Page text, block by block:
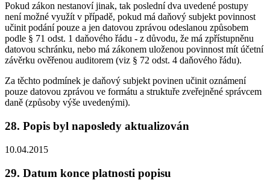
Pokud zákon nestanoví jinak, tak poslední dva uvedené postupy
není možné využít v případě, pokud má daňový subjekt povinnost
učinit podání pouze a jen datovou zprávou odeslanou způsobem
podle § 71 odst. 1 daňového řádu - z důvodu, že má zpřístupněnu
datovou schránku, nebo má zákonem uloženou povinnost mít účetní
závěrku ověřenou auditorem (viz § 72 odst. 4 daňového řádu).
Za těchto podmínek je daňový subjekt povinen učinit oznámení
pouze datovou zprávou ve formátu a struktuře zveřejněné správcem
daně (způsoby výše uvedenými).
28. Popis byl naposledy aktualizován
10.04.2015
29. Datum konce platnosti popisu